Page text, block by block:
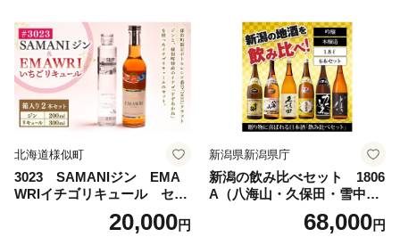
uper dry 11回 缶ビール 缶 ギ
フト 内祝い 茨城県守谷市 送
料無料
北海道様似町
3023 SAMANIジン EMA
WRIイチゴリキュール セッ
ト（箱入り）【大人の味 酒
お酒 洋酒 スピリッツ クラフ
20,000円
新潟県新潟県庁
新潟の飲み比べセット 1806
A（八海山・久保田・雪中
梅・越乃寒梅・かたふね・千
68,000円